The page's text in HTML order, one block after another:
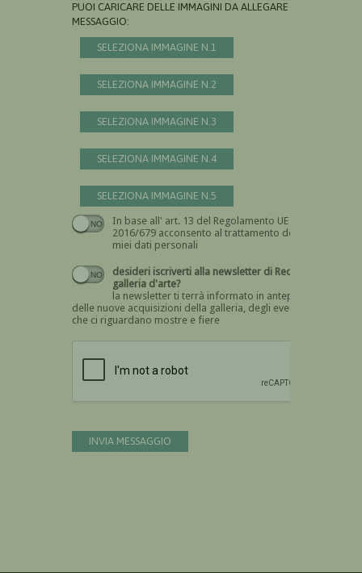
PUOI CARICARE DELLE IMMAGINI DA ALLEGARE AL
MESSAGGIO:
SELEZIONA IMMAGINE N.1
SELEZIONA IMMAGINE N.2
SELEZIONA IMMAGINE N.3
SELEZIONA IMMAGINE N.4
SELEZIONA IMMAGINE N.5
In base all' art. 13 del Regolamento UE n.
2016/679 acconsento al trattamento dei
miei dati personali
Devi dare il consenso
desideri iscriverti alla newsletter di Recta
galleria d'arte?
la newsletter ti terrà informato in anteprima
delle nuove acquisizioni della galleria, degli eventi
che ci riguardano mostre e fiere
INVIA MESSAGGIO